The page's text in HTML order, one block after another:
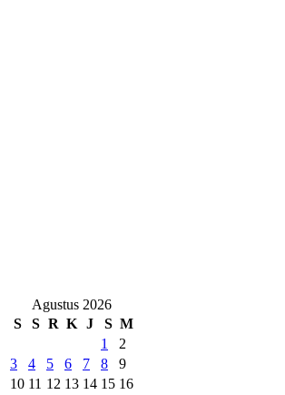
Agustus 2026
S
S R K J S M
1
2
3
4 5 6 7 8
9
10 11 12 13 14 15 16